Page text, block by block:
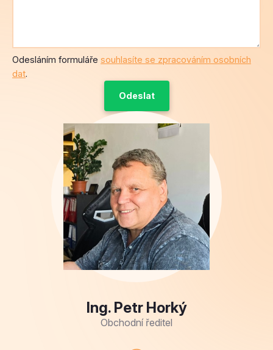
Odesláním formuláře souhlasíte se zpracováním osobních
dat.
Ing. Petr Horký
Obchodní ředitel